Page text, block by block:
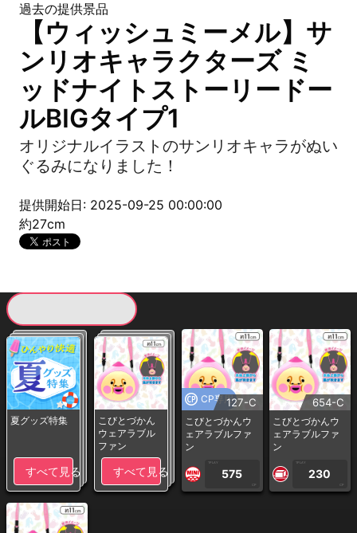
過去の提供景品
【ウィッシュミーメル】サ
ンリオキャラクターズ ミ
ッドナイトストーリードー
ルBIGタイプ1
オリジナルイラストのサンリオキャラがぬい
ぐるみになりました！
提供開始日: 2025-09-25 00:00:00
約27cm
夏グッズ特集
すべて見る
こびとづかん
ウェアラブル
ファン
すべて見る
CP専用127-C
こびとづかんウ
ェアラブルファ
ン
1PLAY
575
CP
654-C
こびとづかんウ
ェアラブルファ
ン
1PLAY
230
CP